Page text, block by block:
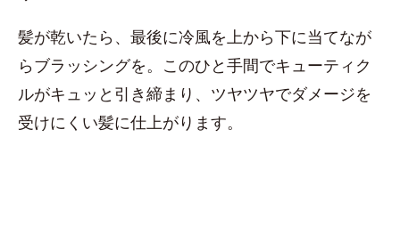
髪が乾いたら、最後に冷風を上から下に当てなが
らブラッシングを。このひと手間でキューティク
ルがキュッと引き締まり、ツヤツヤでダメージを
受けにくい髪に仕上がります。